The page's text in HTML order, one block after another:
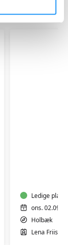
Ledige
ons.
Holbæk
Lena Friis